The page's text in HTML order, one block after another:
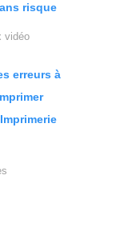
risque
vidéo
erreurs à